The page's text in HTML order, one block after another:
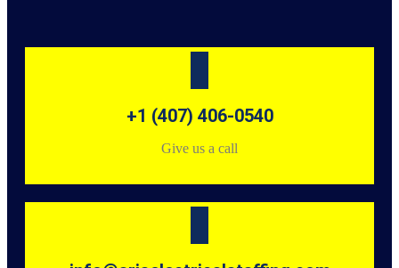
+1 (407) 406-0540
Give us a call